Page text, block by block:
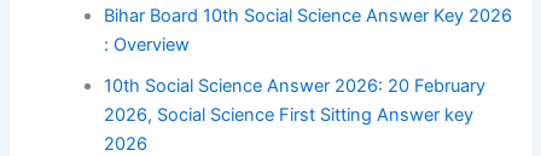
Bihar Board 10th Social Science Answer Key 2026
: Overview
10th Social Science Answer 2026: 20 February
2026, Social Science First Sitting Answer key
2026